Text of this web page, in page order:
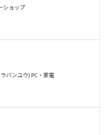
ショップ
バンユウ) PC・家電